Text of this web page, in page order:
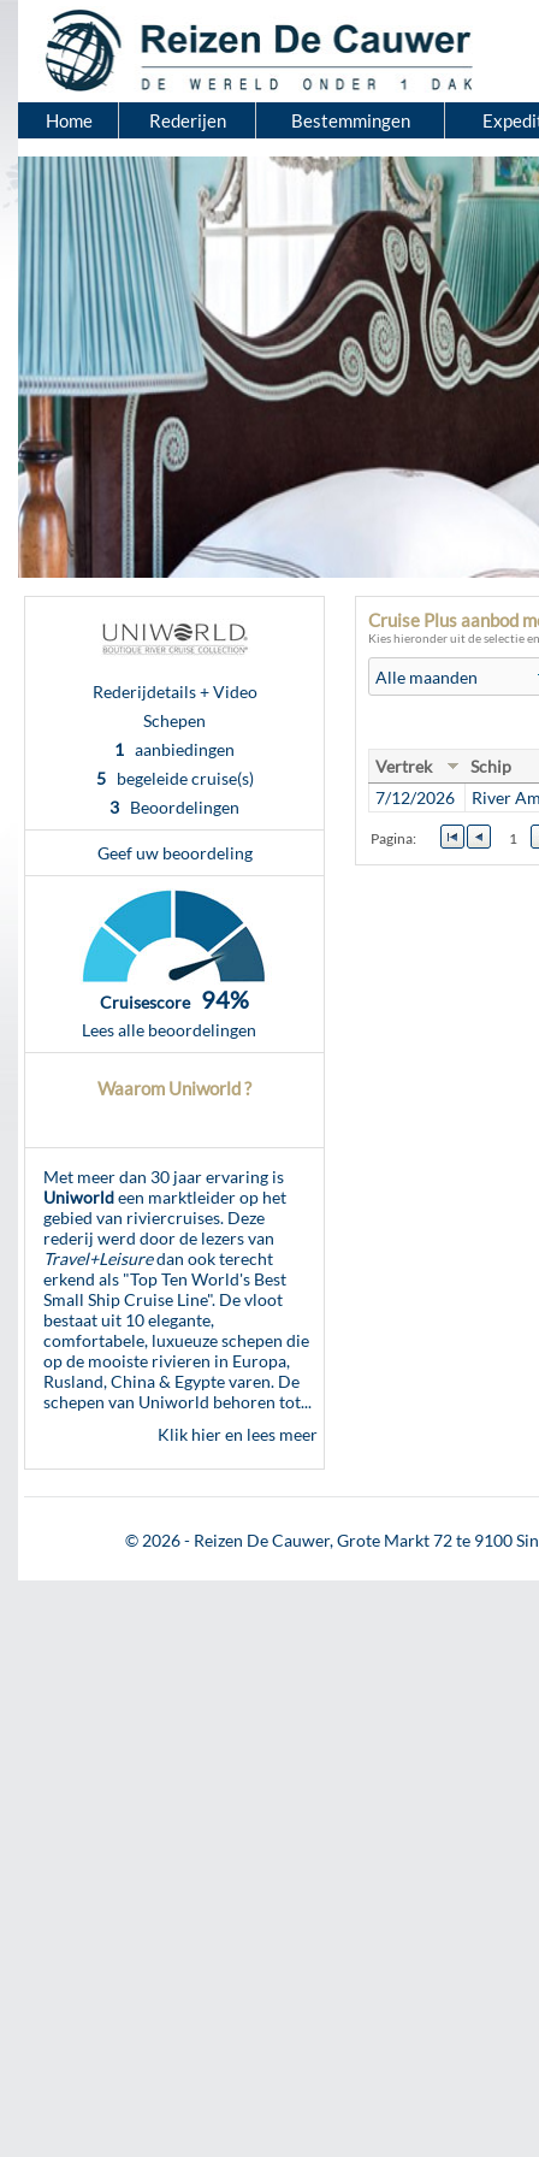
Home Rederijen Bestemmingen
Rederijdetails + Video
Schepen
1 aanbiedingen
5begeleide cruise(s)
3 Beoordelingen
Geef uw beoordeling
Cruisescore 94%
Lees alle beoordelingen
Waarom Uniworld ?
Met meer dan 30 jaar ervaring is
Uniworldeen marktleider op het
gebied van riviercruises. Deze
rederij werd door de lezers van
Travel+Leisuredan ook terecht
erkend als "Top Ten World's Best
Small Ship Cruise Line". De vloot
bestaat uit 10 elegante,
comfortabele, luxueuze schepen die
op de mooiste rivieren in Europa,
Rusland, China & Egypte varen. De
schepen van Uniworld behoren tot...
Klik hier en lees meer
Cruise Plus aanbod
Kies hieronder uit de selectie
Vertrek
Schip
7/12/2026
River
Pagina: 1
© 2026 - Reizen De Cauwer, Grote Markt 72 te 9100